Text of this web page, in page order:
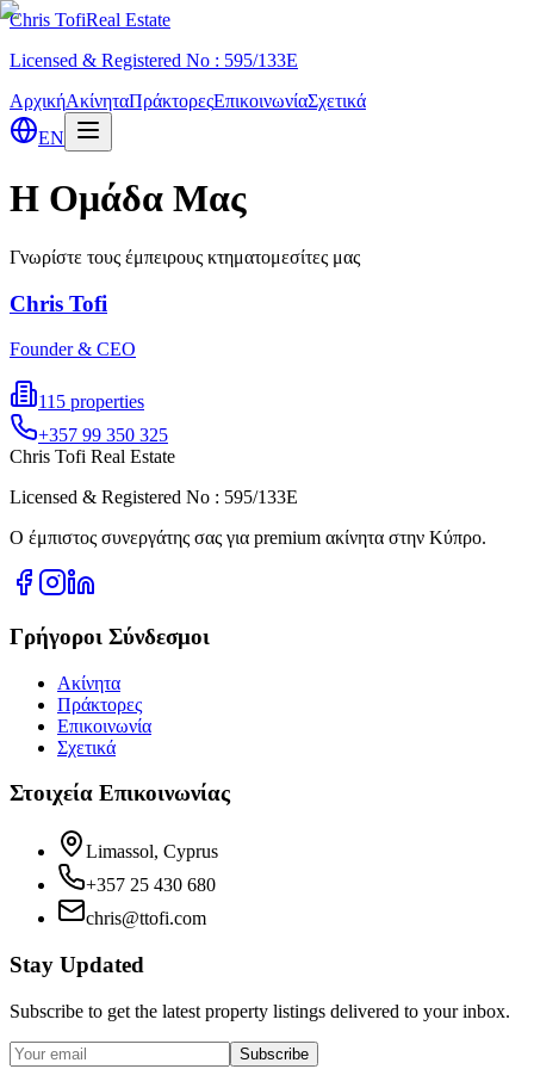
Chris TofiReal Estate
Licensed & Registered No : 595/133E
ΑρχικήΑκίνηταΠράκτορεςΕπικοινωνίαΣχετικά
EN
Η Ομάδα Μας
Γνωρίστε τους έμπειρους κτηματομεσίτες μας
Chris Tofi
Founder & CEO
115 properties
+357 99 350 325
Chris Tofi Real Estate
Licensed & Registered No : 595/133E
Ο έμπιστος συνεργάτης σας για premium ακίνητα στην Κύπρο.
Γρήγοροι Σύνδεσμοι
Ακίνητα
Πράκτορες
Επικοινωνία
Σχετικά
Στοιχεία Επικοινωνίας
Limassol, Cyprus
+357 25 430 680
chris@ttofi.com
Stay Updated
Subscribe to get the latest property listings delivered to your inbox.
Subscribe